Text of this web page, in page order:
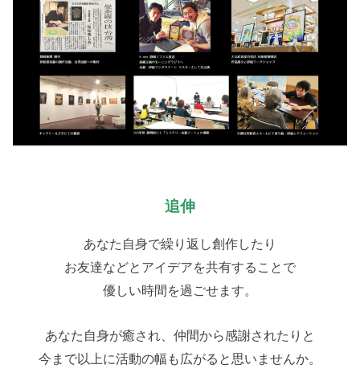
追伸
あなた自身で繰り返し創作したり
お友達などとアイデアを共有することで
優しい時間を過ごせます。
あなた自身が癒され、仲間から感謝されたりと
今まで以上に活動の幅も広がると思いませんか。